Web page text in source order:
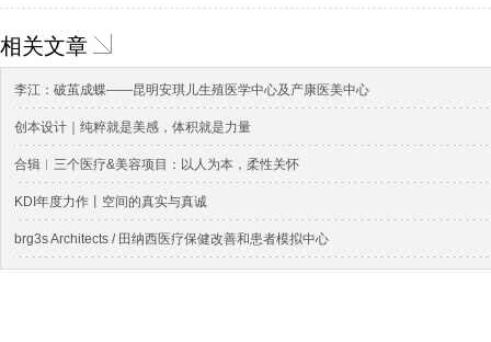
相关文章
李江：破茧成蝶——昆明安琪儿生殖医学中心及产康医美中心
创本设计｜纯粹就是美感，体积就是力量
合辑︱三个医疗&美容项目：以人为本，柔性关怀
KDI年度力作丨空间的真实与真诚
brg3s Architects / 田纳西医疗保健改善和患者模拟中心